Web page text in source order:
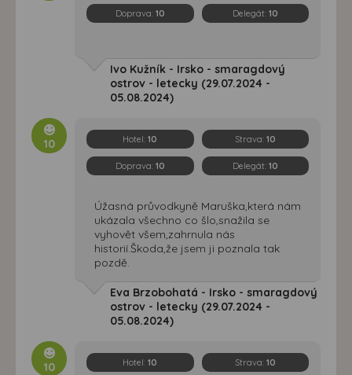
Doprava: 10 Delegát: 10
Ivo Kužník - Irsko - smaragdový
ostrov - letecky (29.07.2024 -
05.08.2024)
10 Hotel:10 Strava: 10
Doprava: 10 Delegát: 10
Úžasná průvodkyně Maruška,která nám
ukázala všechno co šlo,snažila se
vyhovět všem,zahrnula nás
historií.Škoda,že jsem ji poznala tak
pozdě.
Eva Brzobohatá - Irsko - smaragdový
ostrov - letecky (29.07.2024 -
05.08.2024)
10 Hotel:10 Strava: 10